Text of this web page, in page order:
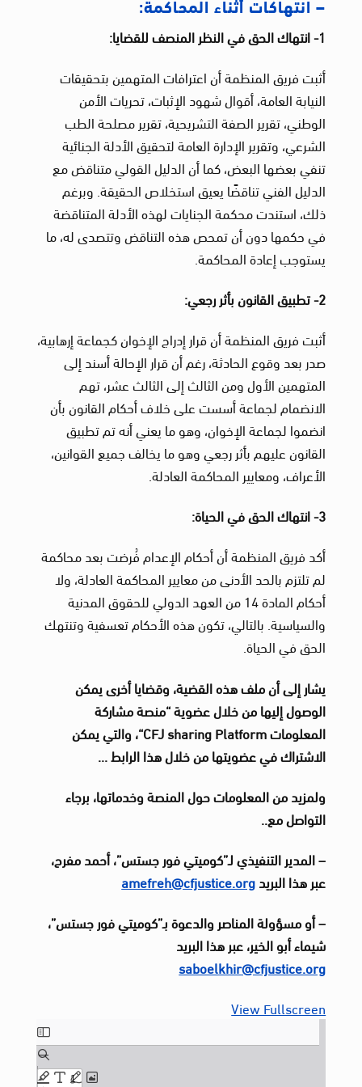
1- انتهاك الحق في النظر المنصف للقضايا:
أثبت فريق المنظمة أن اعترافات المتهمين بتحقيقات
النيابة العامة، أقوال شهود الإثبات، تحريات الأمن
الوطني، تقرير الصفة التشريحية، تقرير مصلحة الطب
الشرعي، وتقرير الإدارة العامة لتحقيق الأدلة الجنائية
تنفي بعضها البعض، كما أن الدليل القولي متناقض مع
الدليل الفني تناقضًا يعيق استخلاص الحقيقة. وبرغم
ذلك، استندت محكمة الجنايات لهذه الأدلة المتناقضة
في حكمها دون أن تمحص هذه التناقض وتتصدى له، ما
يستوجب إعادة المحاكمة.
2- تطبيق القانون بأثر رجعي:
أثبت فريق المنظمة أن قرار إدراج الإخوان كجماعة إرهابية،
صدر بعد وقوع الحادثة، رغم أن قرار الإحالة أسند إلى
المتهمين الأول ومن الثالث إلى الثالث عشر، تهم
الانضمام لجماعة أسست على خلاف أحكام القانون بأن
انضموا لجماعة الإخوان، وهو ما يعني أنه تم تطبيق
القانون عليهم بأثر رجعي وهو ما يخالف جميع القوانين،
الأعراف، ومعايير المحاكمة العادلة.
3- انتهاك الحق في الحياة:
أكد فريق المنظمة أن أحكام الإعدام فُرضت بعد محاكمة
لم تلتزم بالحد الأدنى من معايير المحاكمة العادلة، ولا
أحكام المادة 14 من العهد الدولي للحقوق المدنية
والسياسية. بالتالي، تكون هذه الأحكام تعسفية وتنتهك
الحق في الحياة.
يشار إلى أن ملف هذه القضية، وقضايا أخرى يمكن
الوصول إليها من خلال عضوية “منصة مشاركة
المعلوماتCFJ sharing Platform“
، والتي يمكن
الاشتراك في عضويتها من خلال هذا الرابط…
ولمزيد من المعلومات حول المنصة وخدماتها، برجاء
التواصل مع..
–المدير التنفيذي لـ”كوميتي فور جستس”، أحمد مفرح،
عبر هذا البريدamefreh@cfjustice.org
– أو مسؤولة المناصر والدعوة بـ”كوميتي فور جستس”،
شيماء أبو الخير، عبر هذا البريد
saboelkhir@cfjustice.org
View Fullscreen
to